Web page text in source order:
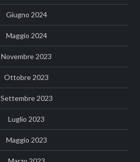
Giugno 2024
Maggio 2024
Novembre 2023
Ottobre 2023
Settembre 2023
Luglio 2023
Maggio 2023